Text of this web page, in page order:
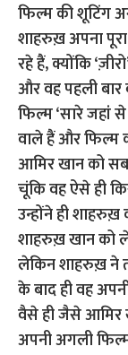
फिल्म की शूटिंग
शाहरुख़ अपना
रहे हैं, क्योंकि
और वह पहली
फिल्म ‘सारे जहां से
वाले हैं और फिल्म
आमिर खान को
चूंकि वह ऐसे ही
उन्होंने ही
शाहरुख़ खान को
लेकिन शाहरुख़ ने
के बाद ही वह
वैसे ही जैसे आमिर
अपनी अगली